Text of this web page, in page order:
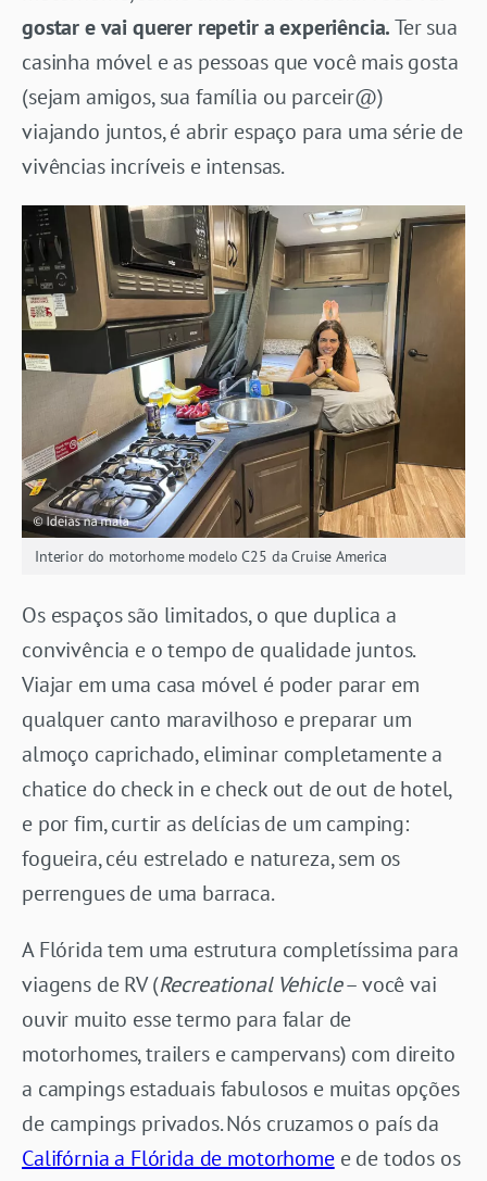
gostar e vai querer repetir a experiência.Ter sua
casinha móvel e as pessoas que você mais gosta
(sejam amigos, sua família ou parceir@)
viajando juntos, é abrir espaço para uma série de
vivências incríveis e intensas.
Interior do motorhome modelo C25 da Cruise America
Os espaços são limitados, o que duplica a
convivência e o tempo de qualidade juntos.
Viajar em uma casa móvel é poder parar em
qualquer canto maravilhoso e preparar um
almoço caprichado, eliminar completamente a
chatice do check in e check out de out de hotel,
e por fim, curtir as delícias de um camping:
fogueira, céu estrelado e natureza, sem os
perrengues de uma barraca.
A Flórida tem uma estrutura completíssima para
viagens de RV (Recreational Vehicle– você vai
ouvir muito esse termo para falar de
motorhomes, trailers e campervans) com direito
a campings estaduais fabulosos e muitas opções
de campings privados. Nós cruzamos o país da
Califórnia a Flórida de motorhomee de todos os